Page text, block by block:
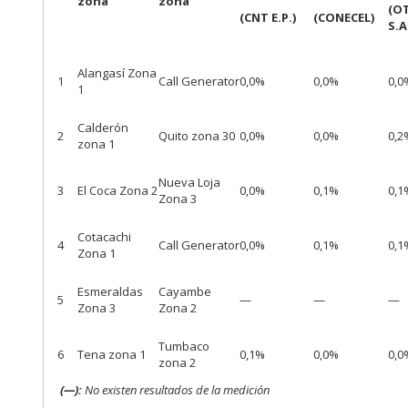
(CNT E.P.)
(CONECEL)
1
Alangasí Zona
1
Call Generator0,0% 0,0%
2
Calderón
zona 1
Quito zona 30 0,0% 0,0%
3 El Coca Zona 2Nueva Loja
Zona 3
0,0% 0,1%
4
Cotacachi
Zona 1
Call Generator0,0% 0,1%
5
Esmeraldas
Zona 3
Cayambe
Zona 2
— — —
6 Tena zona 1
Tumbaco
zona 2
0,1% 0,0%
(—):No existen resultados de la medición